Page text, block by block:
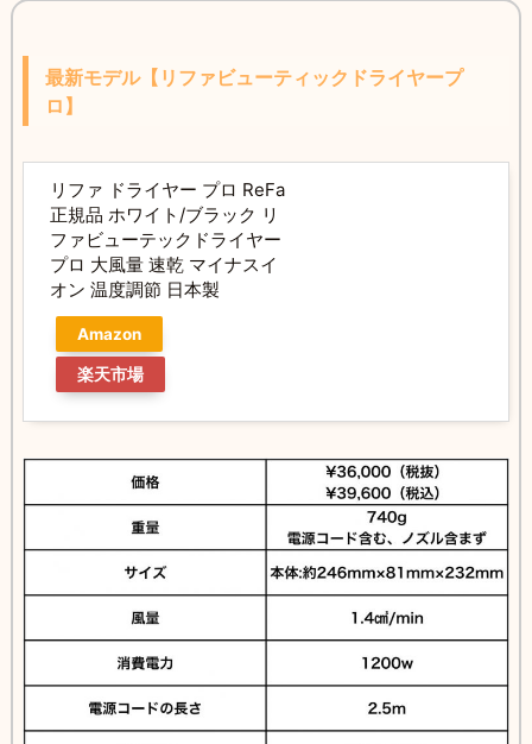
最新モデル【リファビューティックドライヤープ
ロ】
リファ ドライヤー プロ ReFa
正規品 ホワイト/ブラック リ
ファビューテックドライヤー
プロ 大風量 速乾 マイナスイ
オン 温度調節 日本製
Amazon
楽天市場